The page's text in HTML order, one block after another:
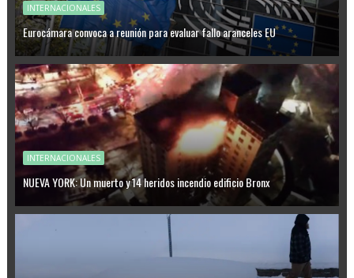
INTERNACIONALES
Eurocámara convoca a reunión para evaluar fallo aranceles EU
INTERNACIONALES
NUEVA YORK: Un muerto y 14 heridos incendio edificio Bronx